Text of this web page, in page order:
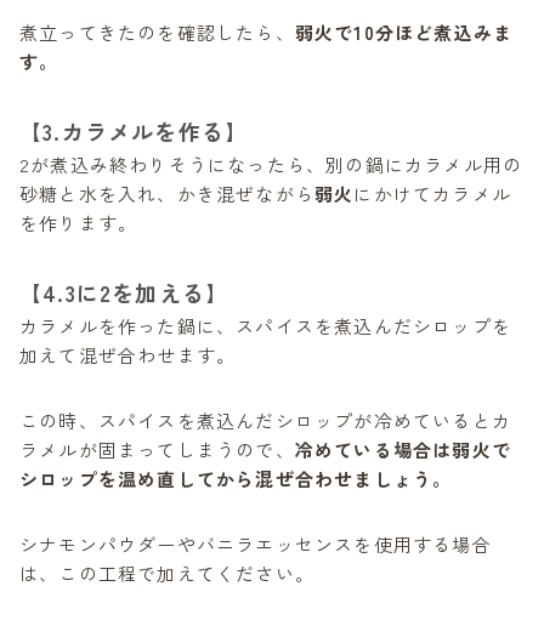
煮立ってきたのを確認したら、 弱火で10分ほど煮込みま
す。
【3.カラメルを作る】
2が煮込み終わりそうになったら、別の鍋にカラメル用の
砂糖と水を入れ、かき混ぜながら 弱火にかけてカラメル
を作ります。
【4.3に2を加える】
カラメルを作った鍋に、スパイスを煮込んだシロップを
加えて混ぜ合わせます。
この時、スパイスを煮込んだシロップが冷めているとカ
ラメルが固まってしまうので、 冷めている場合は弱火で
シロップを温め直してから混ぜ合わせましょう。
シナモンパウダーやバニラエッセンスを使用する場合
は、この工程で加えてください。